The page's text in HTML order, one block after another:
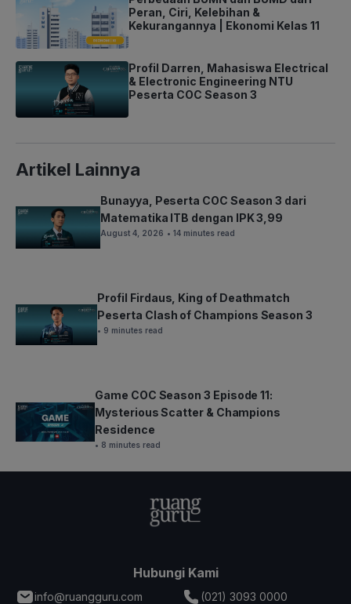
Peran, Ciri, Kelebihan &
Kekurangannya | Ekonomi Kelas 11
Profil Darren, Mahasiswa Electrical
& Electronic Engineering NTU
Peserta COC Season 3
Artikel Lainnya
Bunayya, Peserta COC Season 3 dari
Matematika ITB dengan IPK 3,99
August 4, 2026 • 14 minutes read
Profil Firdaus, King of Deathmatch
Peserta Clash of Champions Season 3
• 9 minutes read
Game COC Season 3 Episode 11:
Mysterious Scatter & Champions
Residence
• 8 minutes read
Hubungi Kami
info@ruangguru.com
(021) 3093 0000